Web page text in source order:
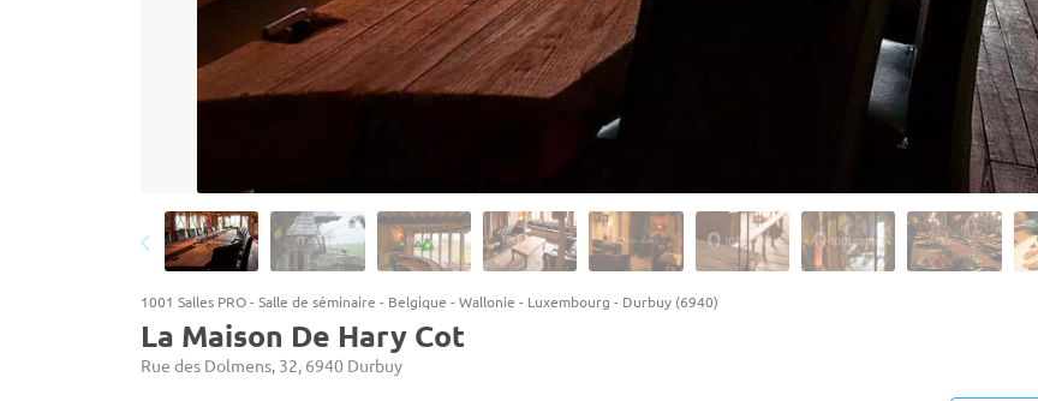
1001 Salles PRO-Salle de séminaire - Belgique -Wallonie - Luxembourg - Durbuy (6940)
La Maison De Hary Cot
Rue des Dolmens, 32, 6940 Durbuy